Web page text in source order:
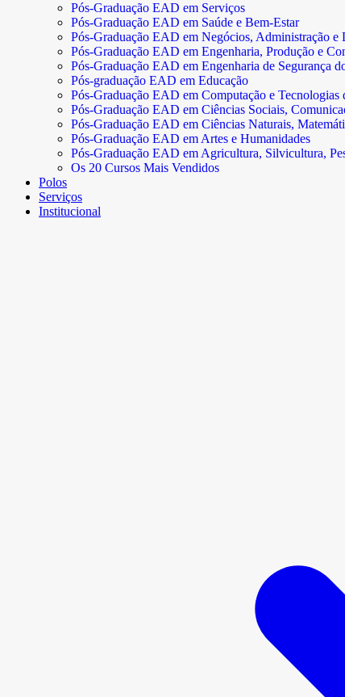
Pós-Graduação EAD em Serviços
Pós-Graduação EAD em Saúde e Bem-Estar
Pós-Graduação EAD em Negócios, Administração e
Pós-Graduação EAD em Engenharia, Produção e
Pós-Graduação EAD em Engenharia de Segurança
Pós-graduação EAD em Educação
Pós-Graduação EAD em Computação e
Pós-Graduação EAD em Ciências Sociais,
Pós-Graduação EAD em Ciências Naturais,
Pós-Graduação EAD em Artes e Humanidades
Pós-Graduação EAD em Agricultura, Silvicultura,
Os 20 Cursos Mais Vendidos
Polos
Serviços
Institucional